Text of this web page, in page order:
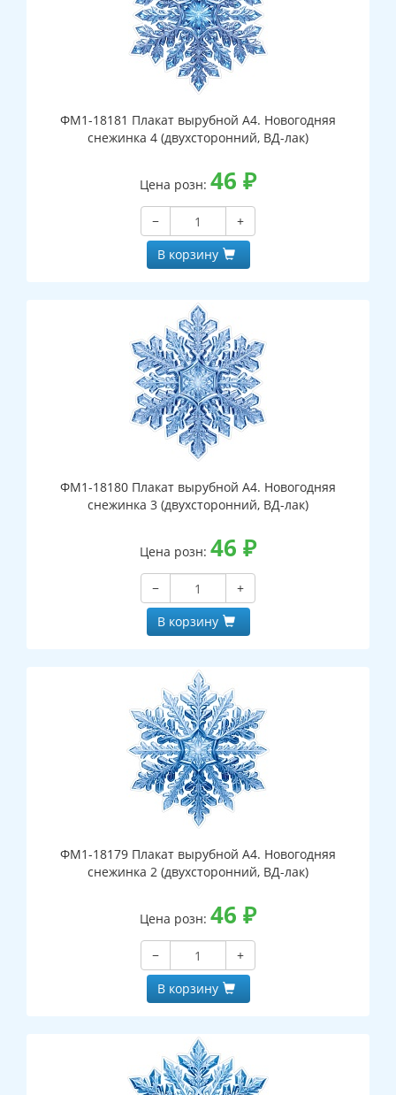
ФМ1-18181 Плакат вырубной А4. Новогодняя
снежинка 4 (двухсторонний, ВД-лак)
Цена розн: 46 ₽
−
+
В корзину
ФМ1-18180 Плакат вырубной А4. Новогодняя
снежинка 3 (двухсторонний, ВД-лак)
Цена розн: 46 ₽
−
+
В корзину
ФМ1-18179 Плакат вырубной А4. Новогодняя
снежинка 2 (двухсторонний, ВД-лак)
Цена розн: 46 ₽
−
+
В корзину